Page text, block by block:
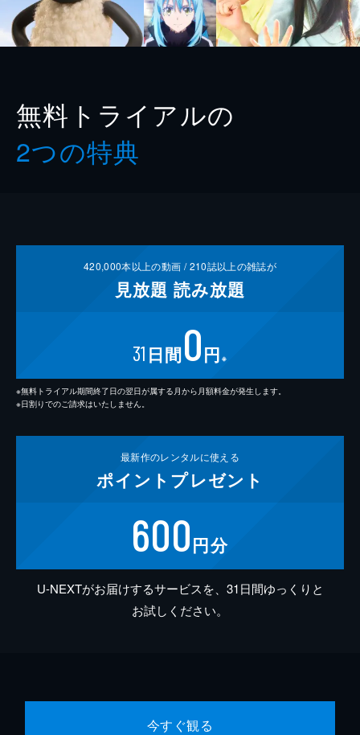
無料トライアルの
2つの特典
420,000本以上の動画 /210誌以上の雑誌が
見放題 読み放題
31 日間0円 ※
※無料トライアル期間終了日の翌日が属する月から月額料金が発生します。
※日割りでのご請求はいたしません。
最新作のレンタルに使える
ポイント プレゼント
600円分
U-NEXTがお届けするサービスを、31日間ゆっくりと
お試しください。
今すぐ観る